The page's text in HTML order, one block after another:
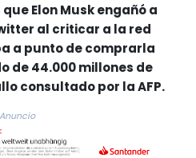
Elon Musk engañó a
al criticar a la red
a punto de comprarla
de 44.000 millones de
consultado por la AFP.
Anuncio